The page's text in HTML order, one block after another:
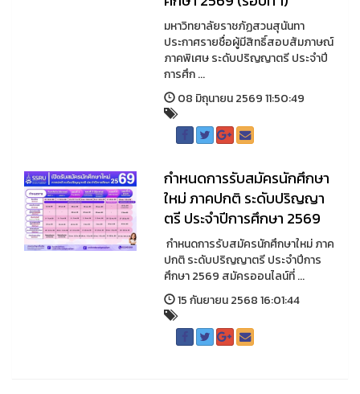
มหาวิทยาลัยราชภัฏสวนสุนันทา
ประกาศรายชื่อผู้มีสิทธิ์สอบสัมภาษณ์
ภาคพิเศษ ระดับปริญญาตรี ประจำปี
การศึก ...
08 มิถุนายน 2569 11:50:49
กำหนดการรับสมัครนักศึกษา
ใหม่ ภาคปกติ ระดับปริญญา
ตรี ประจำปีการศึกษา 2569
กำหนดการรับสมัครนักศึกษาใหม่ ภาค
ปกติ ระดับปริญญาตรี ประจำปีการ
ศึกษา 2569 สมัครออนไลน์ที่ ...
15 กันยายน 2568 16:01:44